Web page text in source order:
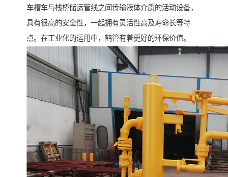
车槽车与栈桥储运管线之间传输液体介质的活动设备，
具有很高的安全性，一起拥有灵活性高及寿命长等特
点。在工业化的运用中，鹤管有着更好的环保价值。